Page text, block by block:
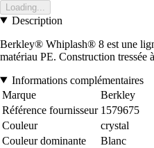
Loading...
Description
Berkley® Whiplash® 8 est une
matériau PE. Construction tressée
Informations complémentaires
Marque
Berkley
Référence fournisseur 1579675
Couleur
crystal
Couleur dominante
Blanc